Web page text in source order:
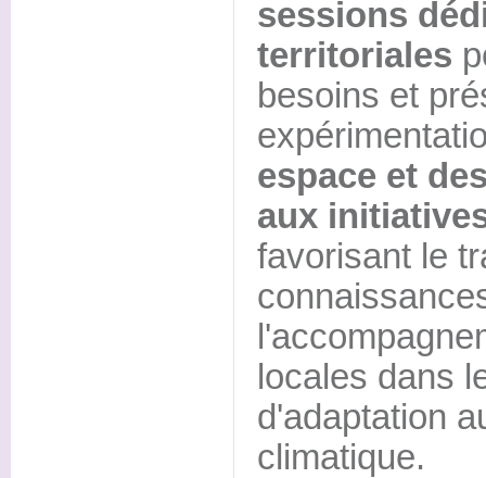
sessions
territoriales
besoins et
espace et
aux
favorisant le
locales dans
d'adaptation
climatique.